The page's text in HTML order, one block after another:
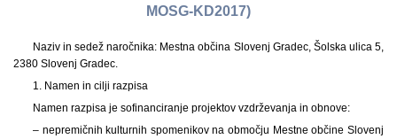
MOSG-KD2017)
Naziv in sedež naročnika: Mestna občina Slovenj Gradec, Šolska ulica 5,
2380 Slovenj Gradec.
1. Namen in cilji razpisa
Namen razpisa je sofinanciranje projektov vzdrževanja in obnove:
– nepremičnih kulturnih spomenikov na območju Mestne občine Slovenj